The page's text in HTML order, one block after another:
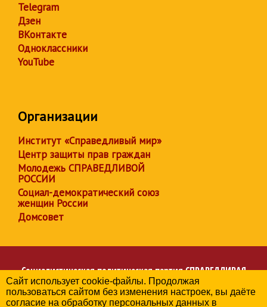
Telegram
Дзен
ВКонтакте
Одноклассники
YouTube
Организации
Институт «Справедливый мир»
Центр защиты прав граждан
Молодежь СПРАВЕДЛИВОЙ
РОССИИ
Социал-демократический союз
женщин России
Домсовет
Социалистическая политическая партияСПРАВЕДЛИВАЯ
РОССИЯ
Региональное отделение партии в Иркутской области
Сайт использует cookie-файлы. Продолжая
пользоваться сайтом без изменения настроек, вы даёте
согласие на обработку персональных данных в